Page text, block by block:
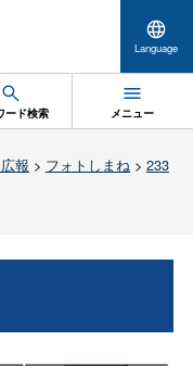
Language
ード検索 メニュー
報 > フォトしまね> 233